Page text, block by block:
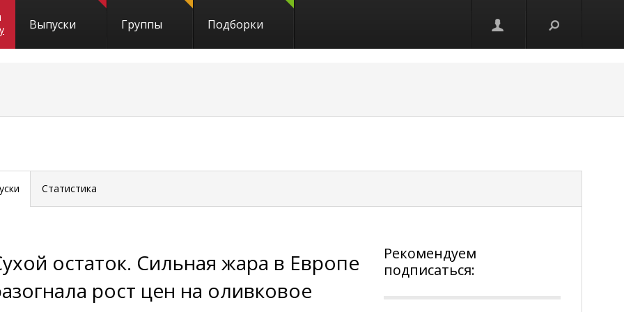
Выпуски Группы Подборки
Статистика
остаток. Сильная жара в Европе
рост цен на оливковое
Рекомендуем
подписаться: